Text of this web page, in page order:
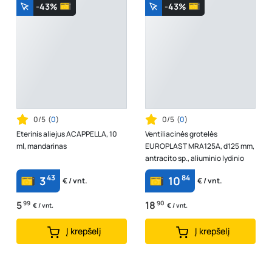
-43%
0/5 (0)
Eterinis aliejus ACAPPELLA, 10
ml, mandarinas
343 € / vnt.
599 € / vnt.
Į krepšelį
-43%
0/5 (0)
Ventiliacinės grotelės
EUROPLAST MRA125A, d125 mm,
antracito sp., aliuminio lydinio
1084 € / vnt.
18 90 € / vnt.
Į krepšelį